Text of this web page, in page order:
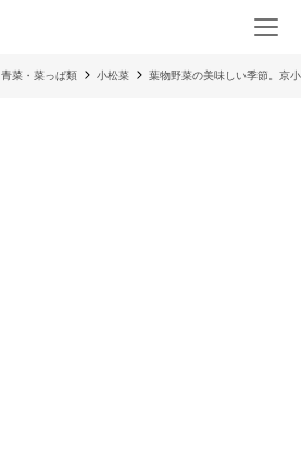
青菜・菜っぱ類 小松菜 葉物野菜の美味しい季節。京